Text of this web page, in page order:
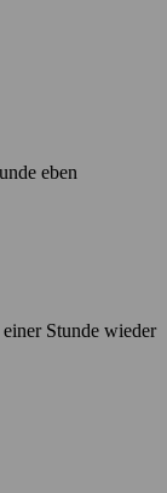
eben
Stunde wieder